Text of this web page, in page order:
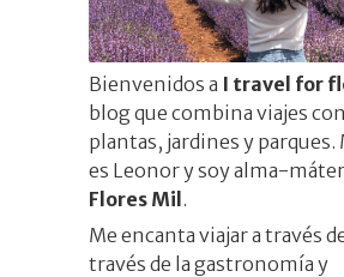
Bienvenidos a I travel for
blog que combina viajes
plantas, jardines y
es Leonory soy alma-
Flores Mil.
Me encanta viajar a través
través de la gastronomía y